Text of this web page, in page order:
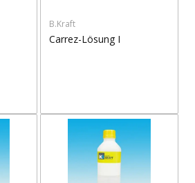
B.Kraft
Carrez-Lösung I